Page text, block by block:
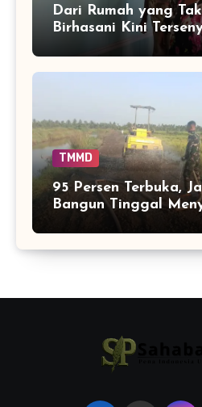
Dari Rumah yang
Birhasani Kini
Tempat Tinggalnya
TMMD
95 Persen Terbuka,
Bangun Tinggal
Ujung Pekerjaan